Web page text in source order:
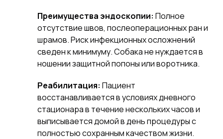
Преимущества эндоскопии: Полное
отсутствие швов, послеоперационных ран и
шрамов. Риск инфекционных осложнений
сведен к минимуму. Собака не нуждается в
ношении защитной попоны или воротника.
Реабилитация: Пациент
восстанавливается в условиях дневного
стационара в течение нескольких часов и
выписывается домой в день процедуры с
полностью сохранным качеством жизни.